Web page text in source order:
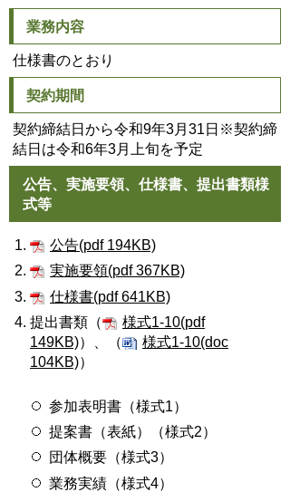
業務内容
仕様書のとおり
契約期間
契約締結日から令和9年3月31日 ※契約締
結日は令和6年3月上旬を予定
公告、実施要領、仕様書、提出書類様
式等
公告(pdf 194KB)
実施要領(pdf 367KB)
仕様書(pdf 641KB)
提出書類（
様式1-10(pdf
149KB)）、（
様式1-10(doc
104KB)）
参加表明書（様式1）
提案書（表紙）（様式2）
団体概要（様式3）
業務実績（様式4）